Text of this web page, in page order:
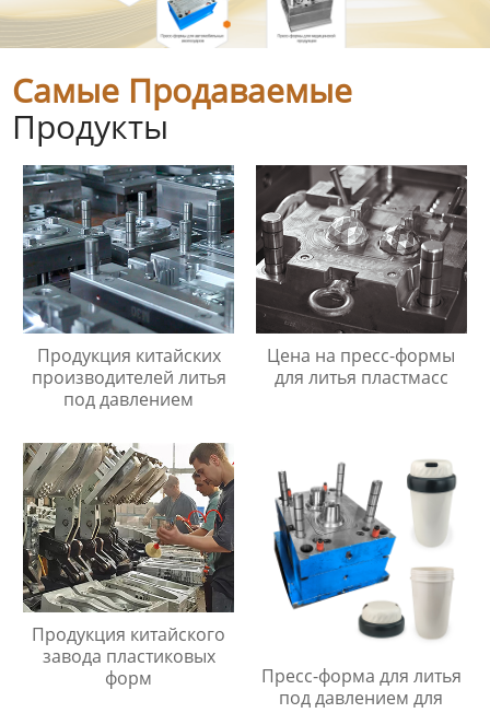
Самые Продаваемые
Продукты
Продукция китайских
производителей литья
под давлением
Цена на пресс-формы
для литья пластмасс
Продукция китайского
завода пластиковых
форм
Пресс-форма для литья
под давлением для